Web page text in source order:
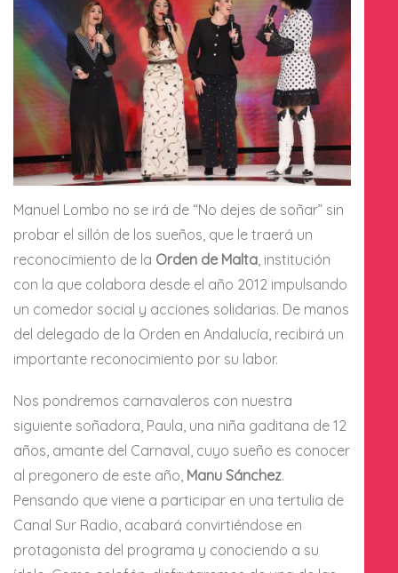
Manuel Lombo no se irá de “No dejes de soñar” sin
probar el sillón de los sueños, que le traerá un
reconocimiento de la Orden de Malta, institución
con la que colabora desde el año 2012 impulsando
un comedor social y acciones solidarias. De manos
del delegado de la Orden en Andalucía, recibirá un
importante reconocimiento por su labor.
Nos pondremos carnavaleros con nuestra
siguiente soñadora, Paula, una niña gaditana de 12
años, amante del Carnaval, cuyo sueño es conocer
al pregonero de este año, Manu Sánchez.
Pensando que viene a participar en una tertulia de
Canal Sur Radio, acabará convirtiéndose en
protagonista del programa y conociendo a su